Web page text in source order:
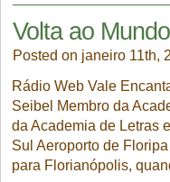
Volta ao
Posted on janeiro 11th,
Rádio Web Vale
Seibel Membro da
da Academia de Letras
Sul Aeroporto de
para Florianópolis,